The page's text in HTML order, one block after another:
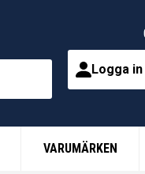
Logga in
VARUMÄRKEN